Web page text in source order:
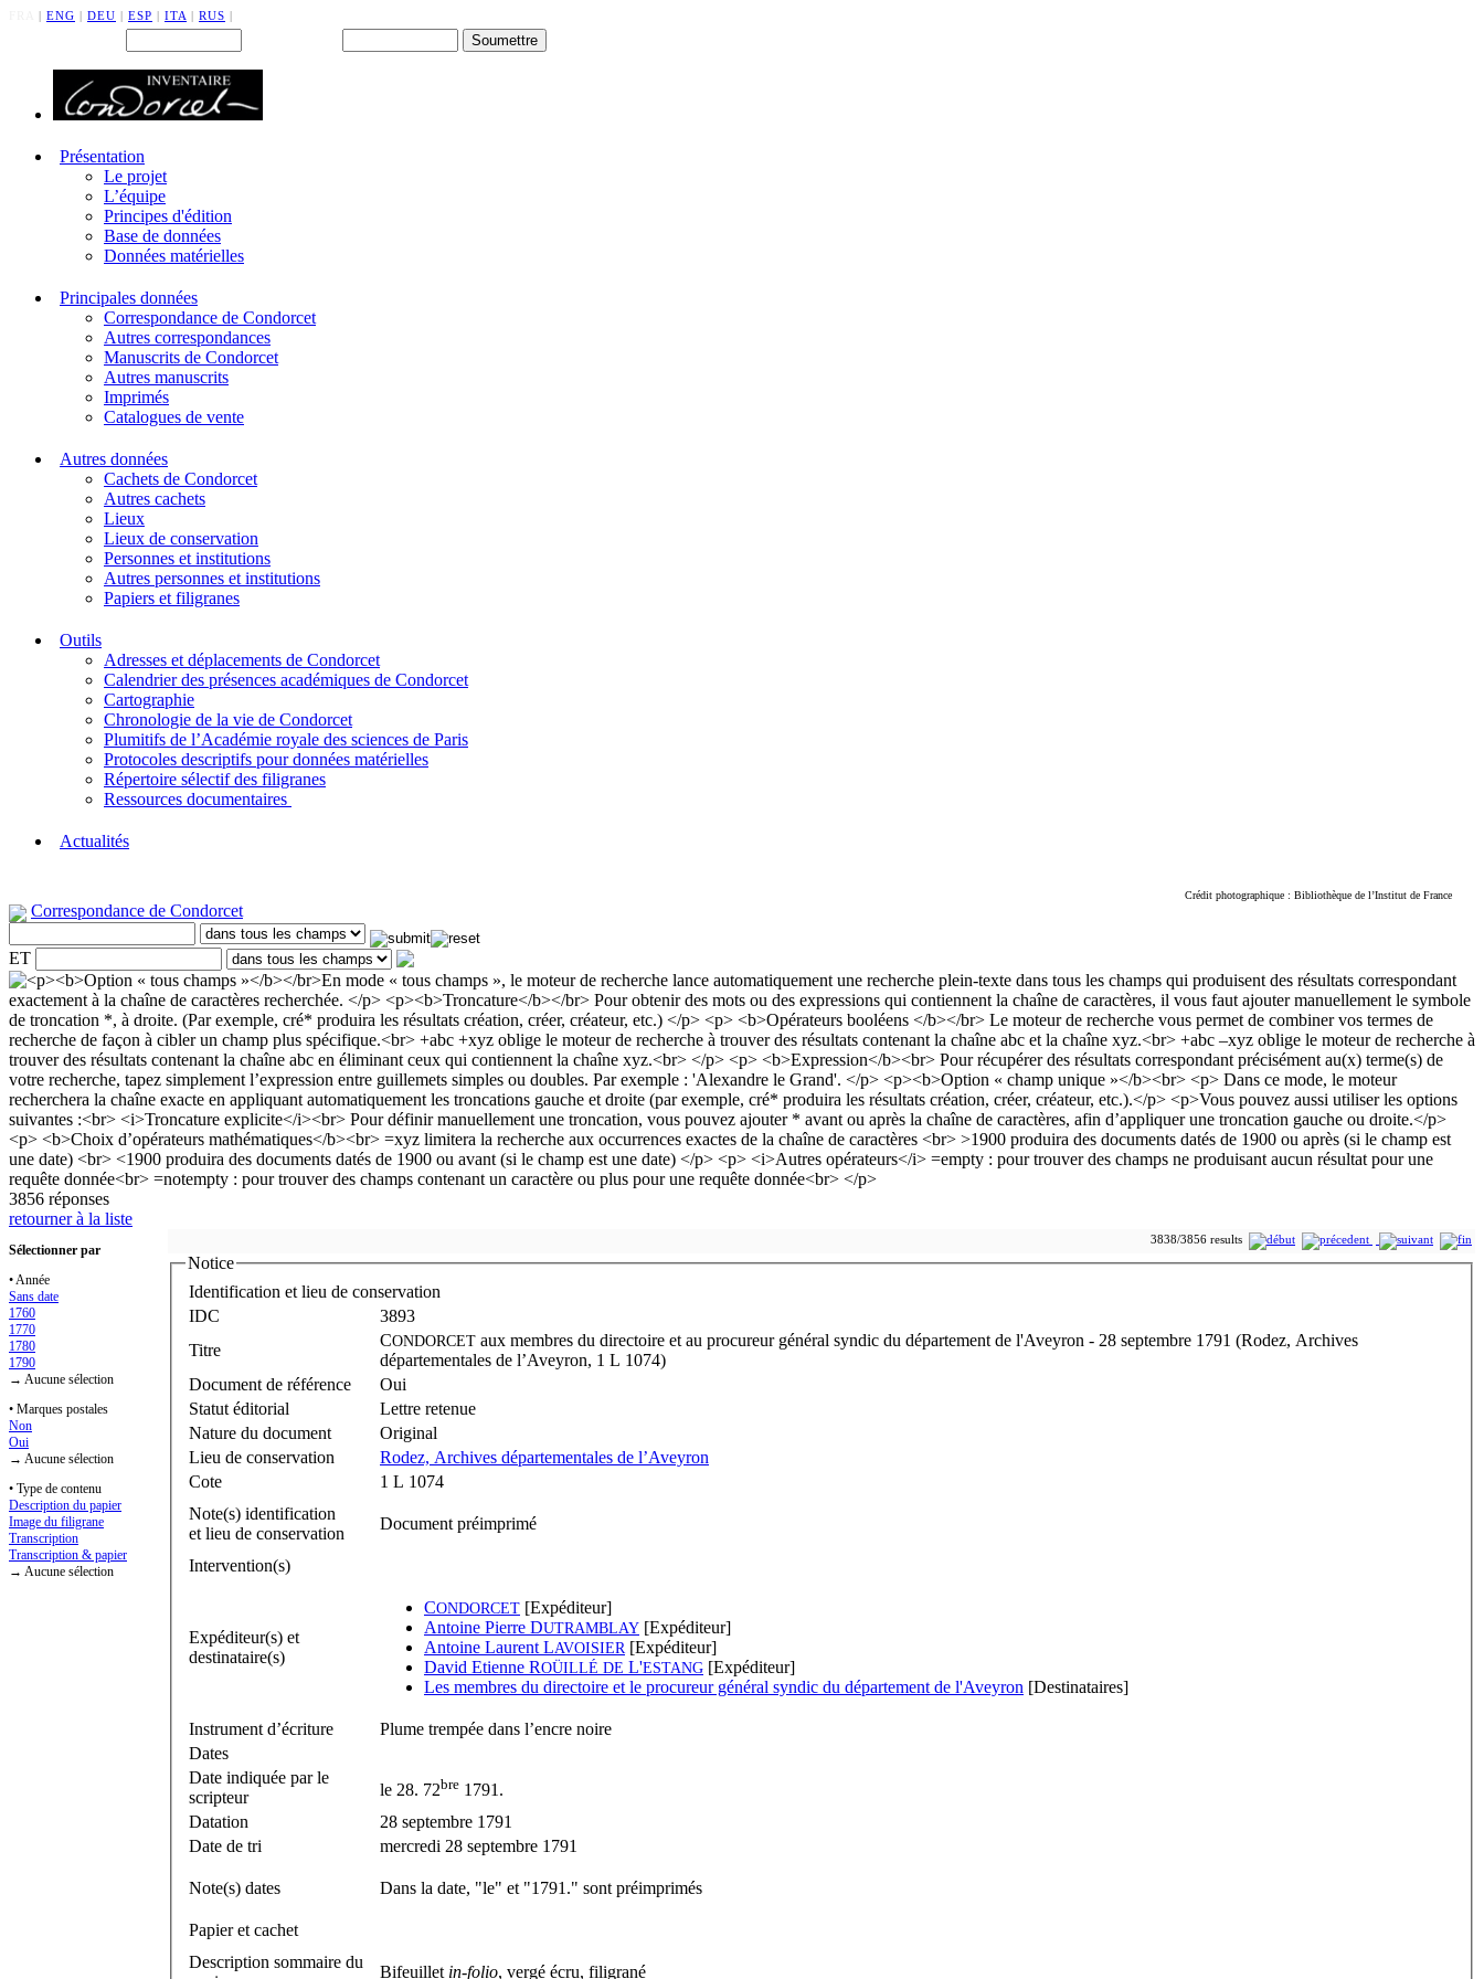
| ENG | DEU | ESP | ITA | RUS |
Présentation
Le projet
L’équipe
Principes d'édition
Base de données
Données matérielles
Principales données
Correspondance de Condorcet
Autres correspondances
Manuscrits de Condorcet
Autres manuscrits
Imprimés
Catalogues de vente
Autres données
Cachets de Condorcet
Autres cachets
Lieux
Lieux de conservation
Personnes et institutions
Autres personnes et institutions
Papiers et filigranes
Outils
Adresses et déplacements de Condorcet
Calendrier des présences académiques de Condorcet
Cartographie
Chronologie de la vie de Condorcet
Plumitifs de l’Académie royale des sciences de Paris
Protocoles descriptifs pour données matérielles
Répertoire sélectif des filigranes
Ressources documentaires
Actualités
Crédit photographique : Bibliothèque de l’Institut de France
Correspondance de Condorcet
ET
3856 réponses
retourner à la liste
Sélectionner par
• Année
Sans date
1760
1770
1780
1790
→ Aucune sélection
• Marques postales
Non
Oui
→ Aucune sélection
• Type de contenu
Description du papier
Image du filigrane
Transcription
Transcription & papier
→ Aucune sélection
3838/3856 results
Notice
Identification et lieu de conservation
IDC
3893
Titre
CONDORCET aux membres du directoire et au procureur général syndic du département de l'Aveyron - 28 septembre 1791 (Rodez, Archives
départementales de l’Aveyron, 1 L 1074)
Document de référence
Oui
Statut éditorial
Lettre retenue
Nature du document
Original
Lieu de conservation
Rodez, Archives départementales de l’Aveyron
Cote
1 L 1074
Note(s) identification
et lieu de conservation
Document préimprimé
Intervention(s)
Expéditeur(s) et
destinataire(s)
CONDORCET [Expéditeur]
Antoine Pierre DUTRAMBLAY [Expéditeur]
Antoine Laurent LAVOISIER [Expéditeur]
David Etienne ROÜILLÉ DE L'ESTANG [Expéditeur]
Les membres du directoire et le procureur général syndic du département de l'Aveyron [Destinataires]
Instrument d’écriture
Plume trempée dans l’encre noire
Dates
Date indiquée par le
scripteur
le 28. 72bre 1791.
Datation
28 septembre 1791
Date de tri
mercredi 28 septembre 1791
Note(s) dates Dans la date, "le" et "1791." sont préimprimés
Papier et cachet
Description sommaire du
Bifeuillet in-folio, vergé écru, filigrané